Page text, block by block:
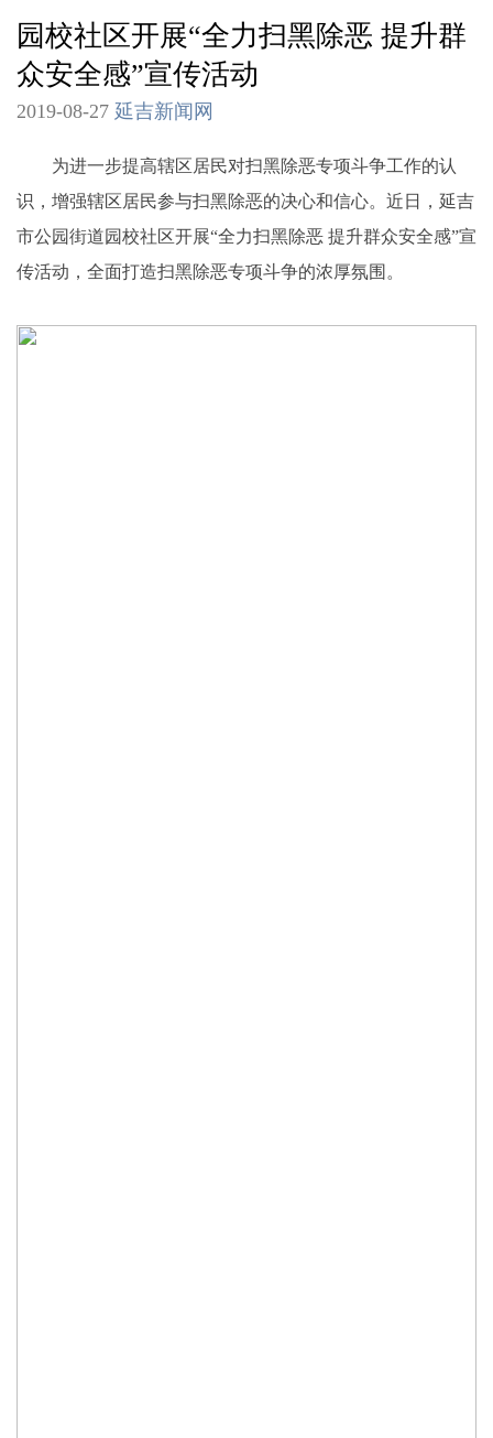
园校社区开展“全力扫黑除恶 提升群
众安全感”宣传活动
2019-08-27 延吉新闻网
为进一步提高辖区居民对扫黑除恶专项斗争工作的认
识，增强辖区居民参与扫黑除恶的决心和信心。近日，延吉
市公园街道园校社区开展“全力扫黑除恶 提升群众安全感”宣
传活动，全面打造扫黑除恶专项斗争的浓厚氛围。